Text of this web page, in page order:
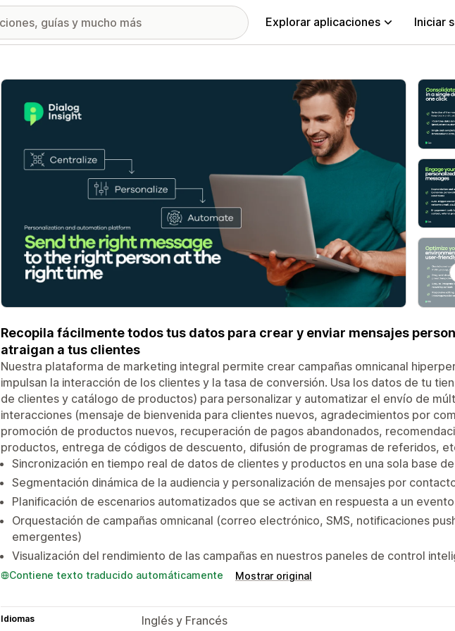
Explorar aplicaciones Iniciar
Galería de imágenes destacadas
Recopila fácilmente todos tus datos para crear y enviar mensajes
atraigan a tus clientes
Nuestra plataforma de marketing integral permite crear campañas omnicanal
impulsan la interacción de los clientes y la tasa de conversión. Usa los datos de tu
de clientes y catálogo de productos) para personalizar y automatizar el envío de
interacciones (mensaje de bienvenida para clientes nuevos, agradecimientos por
promoción de productos nuevos, recuperación de pagos abandonados,
productos, entrega de códigos de descuento, difusión de programas de referidos,
Sincronización en tiempo real de datos de clientes y productos en una sola base
Segmentación dinámica de la audiencia y personalización de mensajes por
Planificación de escenarios automatizados que se activan en respuesta a un
Orquestación de campañas omnicanal (correo electrónico, SMS, notificaciones
emergentes)
Visualización del rendimiento de las campañas en nuestros paneles de control
Contiene texto traducido automáticamente Mostrar original
Idiomas
Inglés y Francés